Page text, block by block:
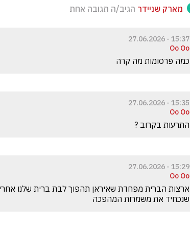
מארק שניידר הגיב/ה תגובה אחת
15:37 - 27.06.2026
Oo Oo
כמה פרסומות מה קרה
15:35 - 27.06.2026
Oo Oo
התרעות בקרוב ?
15:29 - 27.06.2026
Oo Oo
שנכחיד את משמרות המהפכה